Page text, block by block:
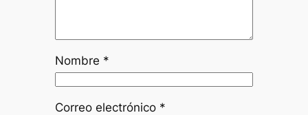
Nombre *
Correo electrónico *